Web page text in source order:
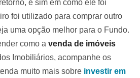
e sim em como ele foi
foi utilizado para comprar outro
uma opção melhor para o Fundo.
como a venda de imóveis
Imobiliários, acompanhe os
muito mais sobre investir em